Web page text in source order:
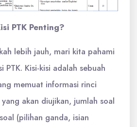
PTK Penting?
lebih jauh, mari kita pahami
PTK. Kisi-kisi adalah sebuah
memuat informasi rinci
akan diujikan, jumlah soal
(pilihan ganda, isian